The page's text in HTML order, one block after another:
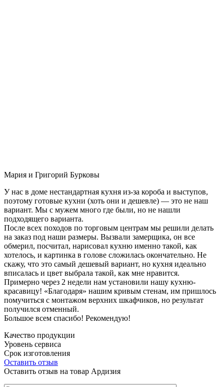
Мария и Григорий Бурковы
У нас в доме нестандартная кухня из-за короба и выступов,
поэтому готовые кухни (хоть они и дешевле) — это не наш
вариант. Мы с мужем много где были, но не нашли
подходящего варианта.
После всех походов по торговым центрам мы решили делать
на заказ под наши размеры. Вызвали замерщика, он все
обмерил, посчитал, нарисовал кухню именно такой, как
хотелось, и картинка в голове сложилась окончательно. Не
скажу, что это самый дешевый вариант, но кухня идеально
вписалась и цвет выбрала такой, как мне нравится.
Примерно через 2 недели нам установили нашу кухню-
красавицу! «Благодаря» нашим кривым стенам, им пришлось
помучиться с монтажом верхних шкафчиков, но результат
получился отменный.
Большое всем спасибо! Рекомендую!
Качество продукции
Уровень сервиса
Срок изготовления
Оставить отзыв
Оставить отзыв на товар Ардизия